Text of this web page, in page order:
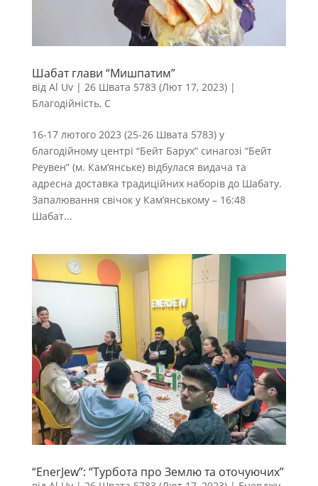
Шабат глави “Мишпатим”
від Al Uv| 26 Швата 5783 (Лют 17, 2023)|
Благодійність, С
16-17 лютого 2023 (25-26 Швата 5783) у
благодійному центрі “Бейт Барух” синагозі “Бейт
Реувен” (м. Кам’янське) відбулася видача та
адресна доставка традиційних наборів до Шабату.
Запалювання свічок у Кам’янському – 16:48
Шабат...
“EnerJew”: “Турбота про Землю та оточуючих”